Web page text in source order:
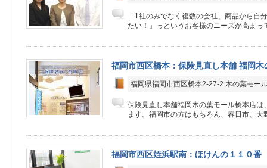
「1社のみでなく複数の会社、商品から自
たい！」っというお客様のニーズが高まっ
福岡市西区橋本：保険見直し本舗 福岡木
福岡県福岡市西区橋本2-27-2 木の葉モー
保険見直し本舗福岡木の葉モール橋本店は
ます。福岡市の方はもちろん、春日市、大
福岡市西区姪浜駅南：ほけんの１１０